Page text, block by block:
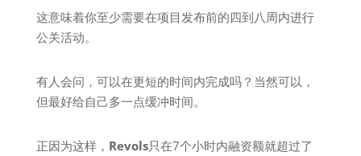
这意味着你至少需要在项目发布前的四到八周内进行
公关活动。
有人会问，可以在更短的时间内完成吗？当然可以，
但最好给自己多一点缓冲时间。
正因为这样， Revols只在7个小时内融资额就超过了